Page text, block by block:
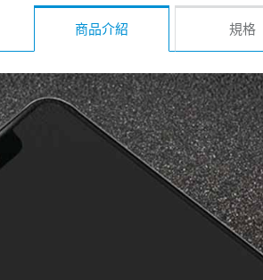
商品介紹 規格